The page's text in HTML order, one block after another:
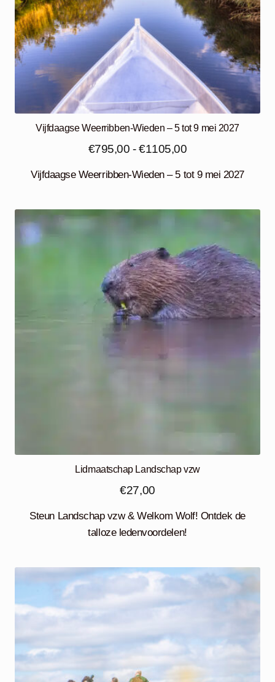
Vijfdaagse Weerribben-Wieden – 5 tot 9 mei 2027
€795,00 - €1105,00Prijsklasse:
Vijfdaagse Weerribben-Wieden – 5 tot 9 mei 2027
Lidmaatschap Landschap vzw
€27,00
Steun Landschap vzw & Welkom Wolf! Ontdek de
talloze ledenvoordelen!